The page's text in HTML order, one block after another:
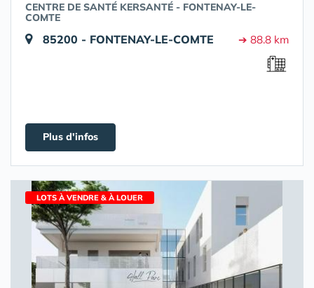
CENTRE DE SANTÉ KERSANTÉ - FONTENAY-LE-
COMTE
85200 - FONTENAY-LE-COMTE ➔ 88.8 km
Plus d'infos
LOTS À VENDRE & À LOUER